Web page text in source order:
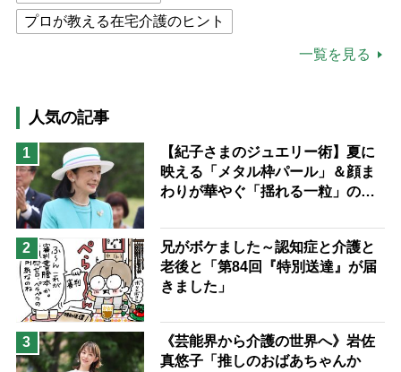
プロが教える在宅介護のヒント
猫が母になつきません
息子の遠距離介護サバイバル術
兄がボケました
便利なサービス
予防法
一覧を見る
人気の記事
1
【紀子さまのジュエリー術】夏に
映える「メタル枠パール」＆顔ま
わりが華やぐ「揺れる一粒」の使
2
兄がボケました～認知症と介護と
老後と「第84回『特別送達』が届
きました」
3
《芸能界から介護の世界へ》岩佐
真悠子「推しのおばあちゃんか